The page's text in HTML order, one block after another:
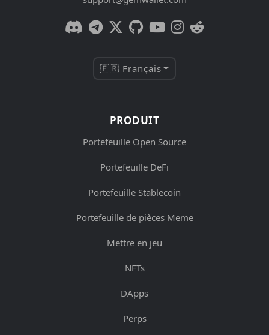
🇫🇷 Français
PRODUIT
Portefeuille Open Source
Portefeuille DeFi
Portefeuille Stablecoin
Portefeuille de pièces Meme
Mettre en jeu
NFTs
DApps
Perps